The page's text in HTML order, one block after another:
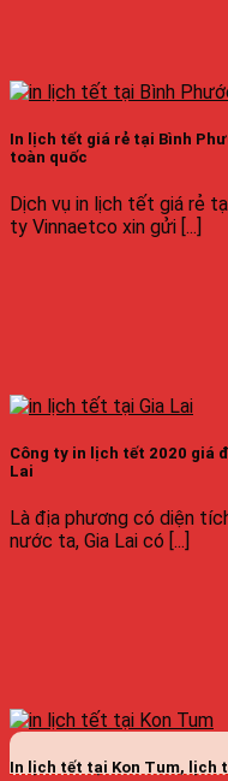
In lịch tết giá rẻ tại Bình
toàn quốc
Dịch vụ in lịch tết giá rẻ
ty Vinnaetco xin gửi [...]
Công ty in lịch tết 2020 giá
Lai
Là địa phương có diện
nước ta, Gia Lai có [...]
In lịch tết tại Kon Tum, lịch